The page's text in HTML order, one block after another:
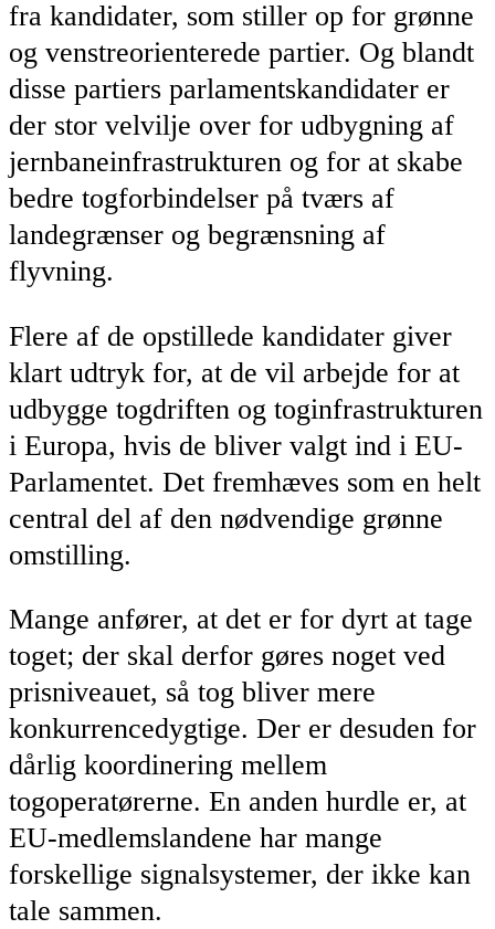
fra kandidater, som stiller op for grønne
og venstreorienterede partier. Og blandt
disse partiers parlamentskandidater er
der stor velvilje over for udbygning af
jernbaneinfrastrukturen og for at skabe
bedre togforbindelser på tværs af
landegrænser og begrænsning af
flyvning.
Flere af de opstillede kandidater giver
klart udtryk for, at de vil arbejde for at
udbygge togdriften og toginfrastrukturen
i Europa, hvis de bliver valgt ind i EU-
Parlamentet. Det fremhæves som en helt
central del af den nødvendige grønne
omstilling.
Mange anfører, at det er for dyrt at tage
toget; der skal derfor gøres noget ved
prisniveauet, så tog bliver mere
konkurrencedygtige. Der er desuden for
dårlig koordinering mellem
togoperatørerne. En anden hurdle er, at
EU-medlemslandene har mange
forskellige signalsystemer, der ikke kan
tale sammen.